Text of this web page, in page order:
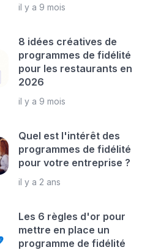
il y a 9 mois
8 idées créatives de
programmes de fidélité
pour les restaurants en
2026
il y a 9 mois
Quel est l'intérêt des
programmes de fidélité
pour votre entreprise ?
il y a 2 ans
Les 6 règles d'or pour
mettre en place un
programme de fidélité